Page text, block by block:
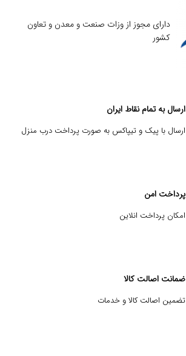
دارای مجوز از وزات صنعت و معدن و تعاون
کشور
ارسال به تمام نقاط ایران
ارسال با پیک و تیپاکس به صورت پرداخت درب منزل
پرداخت امن
امکان پرداخت انلاین
ضمانت اصالت کالا
تضمین اصالت کالا و خدمات